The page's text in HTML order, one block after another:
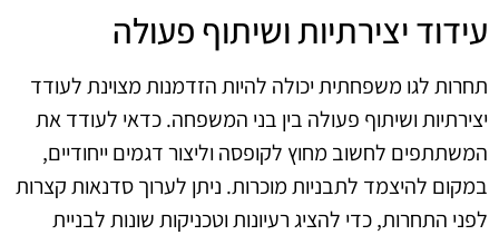
עידוד יצירתיות ושיתוף פעולה
תחרות לגו משפחתית יכולה להיות הזדמנות מצוינת לעודד
יצירתיות ושיתוף פעולה בין בני המשפחה. כדאי לעודד את
המשתתפים לחשוב מחוץ לקופסה וליצור דגמים ייחודיים,
במקום להיצמד לתבניות מוכרות. ניתן לערוך סדנאות קצרות
לפני התחרות, כדי להציג רעיונות וטכניקות שונות לבניית